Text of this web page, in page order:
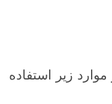
زیر استفاده